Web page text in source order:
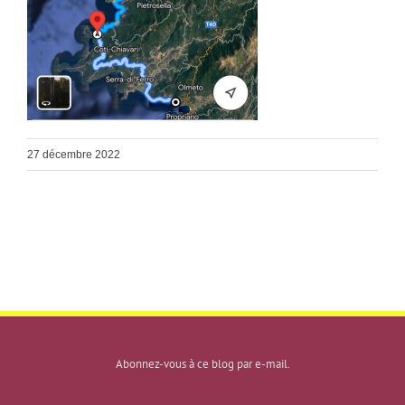
27 décembre 2022
Abonnez-vous à ce blog par e-mail.